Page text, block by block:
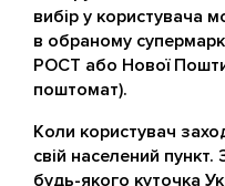
вибір у користувача
в обраному
РОСТ або Нової Пошти
поштомат).
Коли користувач
свій населений
будь-якого куточка